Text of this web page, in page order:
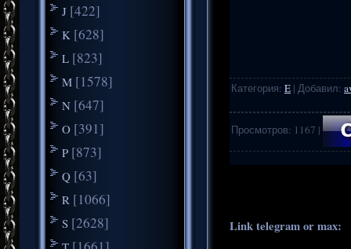
J [422]
K [628]
L [823]
M [1578]
N [647]
O [391]
P [873]
Q [63]
R [1066]
S [2628]
Категория: E | Добавил:
Просмотров: 1167 |
Link telegram or max: